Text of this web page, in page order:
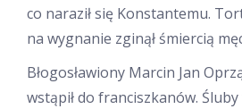
co naraził się Konstantemu.
na wygnanie zginął śmiercią
Błogosławiony Marcin Jan
wstąpił do franciszkanów. Śluby